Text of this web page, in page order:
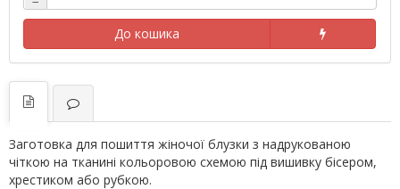
До кошика
Заготовка для пошиття жіночої блузки з надрукованою
чіткою на тканині кольоровою схемою під вишивку бісером,
хрестиком або рубкою.